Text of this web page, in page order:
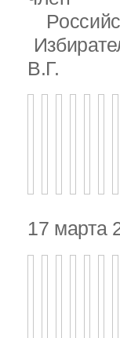
В.Г.
17 марта